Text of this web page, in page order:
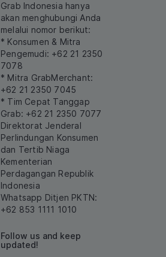
Grab Indonesia hanya
akan menghubungi Anda
melalui nomor berikut:
* Konsumen & Mitra
Pengemudi: +62 21 2350
7078
* Mitra GrabMerchant:
+62 21 2350 7045
* Tim Cepat Tanggap
Grab: +62 21 2350 7077
Direktorat Jenderal
Perlindungan Konsumen
dan Tertib Niaga
Kementerian
Perdagangan Republik
Indonesia
Whatsapp Ditjen PKTN:
+62 853 1111 1010
Follow us and keep
updated!